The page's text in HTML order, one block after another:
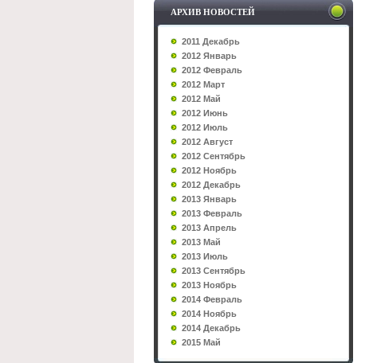
АРХИВ НОВОСТЕЙ
2011 Декабрь
2012 Январь
2012 Февраль
2012 Март
2012 Май
2012 Июнь
2012 Июль
2012 Август
2012 Сентябрь
2012 Ноябрь
2012 Декабрь
2013 Январь
2013 Февраль
2013 Апрель
2013 Май
2013 Июль
2013 Сентябрь
2013 Ноябрь
2014 Февраль
2014 Ноябрь
2014 Декабрь
2015 Май